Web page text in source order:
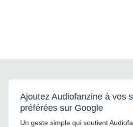
Ajoutez Audiofanzine à vos
préférées sur Google
Un geste simple qui soutient